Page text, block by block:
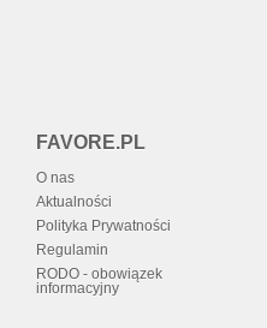
FAVORE.PL
O nas
Aktualności
Polityka Prywatności
Regulamin
RODO - obowiązek
informacyjny